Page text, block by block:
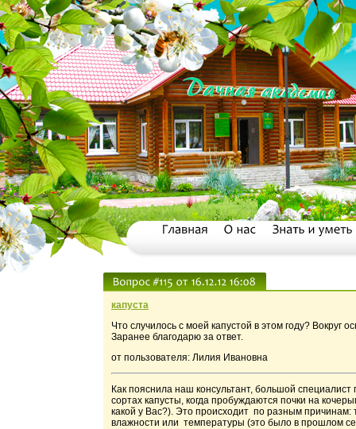
капуста
Что случилось с моей капустой в этом году? Вокруг
Заранее благодарю за ответ.
от пользователя: Лилия Ивановна
Как пояснила наш консультант, большой
сортах капусты, когда пробуждаются почки на
какой у Вас?). Это происходит по разным
влажности или температуры (это было в прошлом